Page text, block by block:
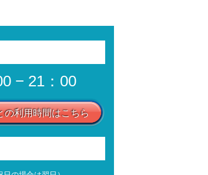
− 21：00
の利用時間はこちら